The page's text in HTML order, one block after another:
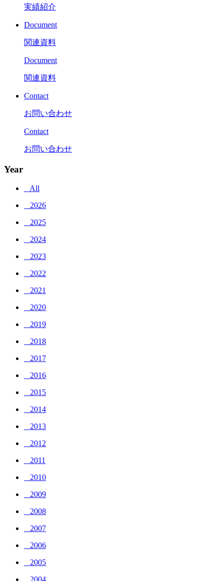
実績紹介
Document
関連資料
Document
関連資料
Contact
お問い合わせ
Contact
お問い合わせ
Year
_ All
_ 2026
_ 2025
_ 2024
_ 2023
_ 2022
_ 2021
_ 2020
_ 2019
_ 2018
_ 2017
_ 2016
_ 2015
_ 2014
_ 2013
_ 2012
_ 2011
_ 2010
_ 2009
_ 2008
_ 2007
_ 2006
_ 2005